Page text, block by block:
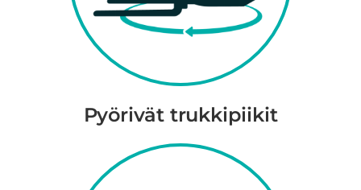
Pyörivät trukkipiikit